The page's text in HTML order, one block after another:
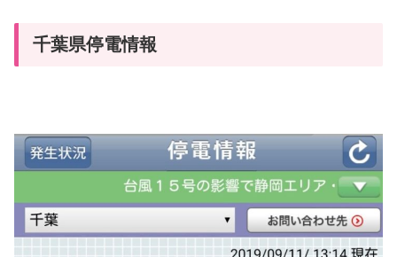
千葉県停電情報